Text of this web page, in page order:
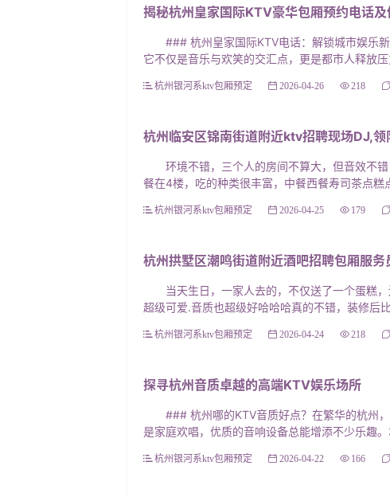
由于未达到每日最高限额50元，因此最终
意事项** 1. **支付方式**：浙商会KTV停
票，请在离开时向停车场工作人员索取。
4. **安全提示**：请确保在离开前锁好车
揭秘杭州皇家国际KTV豪华包厢预约电话及
### 杭州皇家国际KTV电话：解锁城市娱乐新
它不仅是音乐与欢笑的交汇点，更是都市人释放
杭州银河系ktv包厢预定 2026-04-26 218
杭州临安区锦南街道附近ktv招聘现场DJ,领
环境不错，三个人的房间不算大，但音效不错
餐在4楼，吃的种类很丰富，中餐西餐寿司茶点
杭州银河系ktv包厢预定 2026-04-25 179
杭州拱墅区潮鸣街道附近酒吧招聘包厢服务
当天生日，一家人去的，不仅送了一个蛋糕，
超级可爱.音质也超级好哈哈哈真的不错，装修后
杭州银河系ktv包厢预定 2026-04-24 218
探寻杭州音质卓越的高端KTV娱乐场所
### 杭州哪的KTV音质好点？在繁华的杭州，
是家庭欢唱，优质的音响设备总能增添不少乐趣
杭州银河系ktv包厢预定 2026-04-22 166